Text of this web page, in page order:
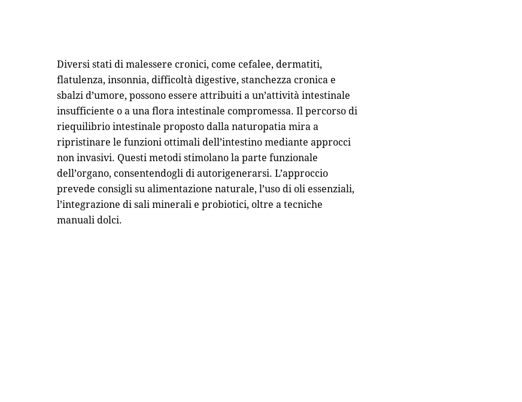
Diversi stati di malessere cronici, come cefalee, dermatiti,
flatulenza, insonnia, difficoltà digestive, stanchezza cronica e
sbalzi d’umore, possono essere attribuiti a un’attività intestinale
insufficiente o a una flora intestinale compromessa. Il percorso di
riequilibrio intestinale proposto dalla naturopatia mira a
ripristinare le funzioni ottimali dell’intestino mediante approcci
non invasivi. Questi metodi stimolano la parte funzionale
dell’organo, consentendogli di autorigenerarsi. L’approccio
prevede consigli su alimentazione naturale, l’uso di oli essenziali,
l’integrazione di sali minerali e probiotici, oltre a tecniche
manuali dolci.